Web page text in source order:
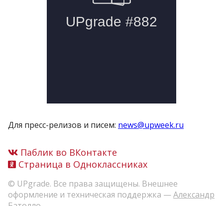
Для пресс-релизов и писем: news@upweek.ru
Паблик во ВКонтакте
Страница в Одноклассниках
© UPgrade. Все права защищены. Внешнее
оформление и техническая поддержка —Александр